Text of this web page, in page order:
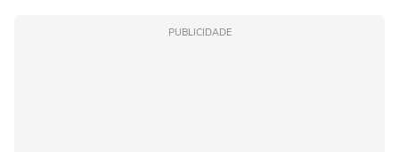
PUBLICIDADE